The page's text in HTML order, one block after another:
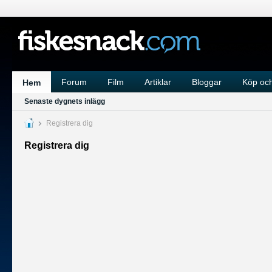
Hem Forum Film Artiklar Bloggar Köp
Senaste dygnets inlägg
Registrera dig
Registrera dig